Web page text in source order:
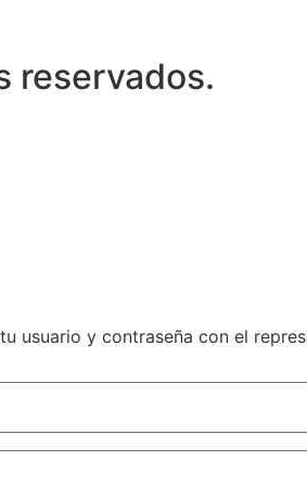
reservados.
usuario y contraseña con el